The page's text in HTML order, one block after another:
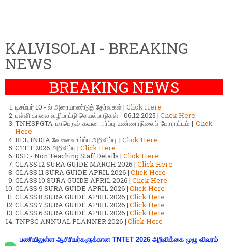
KALVISOLAI - BREAKING
NEWS
BREAKING NEWS
டிசம்பர் 10 - ல் அரையாண்டுத் தேர்வுகள் | Click Here
பள்ளி காலை வழிபாட்டு செயல்பாடுகள் - 06.12.2025 | Click Here
TNHSPGTA மாபெரும் கவன ஈர்ப்பு உண்ணாநிலைப் போராட்டம் | Click
Here
BEL INDIA வேலைவாய்ப்பு அறிவிப்பு. | Click Here
CTET 2026 அறிவிப்பு | Click Here
DSE - Non Teaching Staff Details | Click Here
CLASS 12 SURA GUIDE MARCH 2026 | Click Here
CLASS 11 SURA GUIDE APRIL 2026 | Click Here
CLASS 10 SURA GUIDE APRIL 2026 | Click Here
CLASS 9 SURA GUIDE APRIL 2026 | Click Here
CLASS 8 SURA GUIDE APRIL 2026 | Click Here
CLASS 7 SURA GUIDE APRIL 2026 | Click Here
CLASS 6 SURA GUIDE APRIL 2026 | Click Here
TNPSC ANNUAL PLANNER 2026 | Click Here
பணியிலுள்ள ஆசிரியர்களுக்கான TNTET 2026 அறிவிக்கை முழு விவரம்